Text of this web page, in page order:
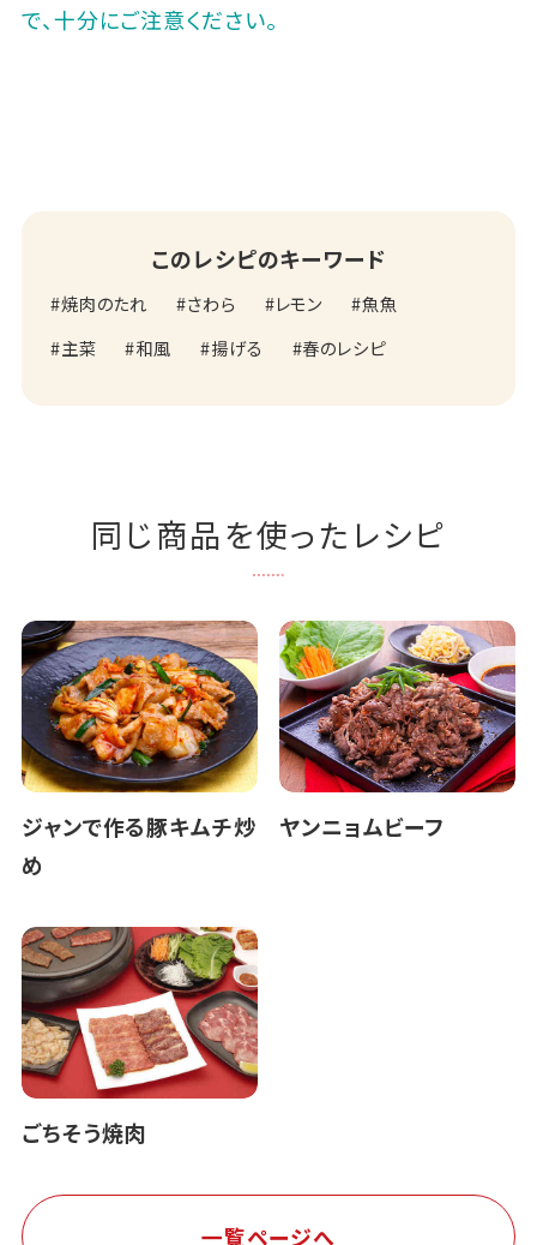
で、十分にご注意ください。
このレシピのキーワード
焼肉のたれ さわら レモン
魚魚
主菜
和風 揚げる 春のレシピ
同じ商品を使ったレシピ
ジャンで作る豚キムチ炒
め
ヤンニョムビーフ
ごちそう焼肉
一覧ページへ